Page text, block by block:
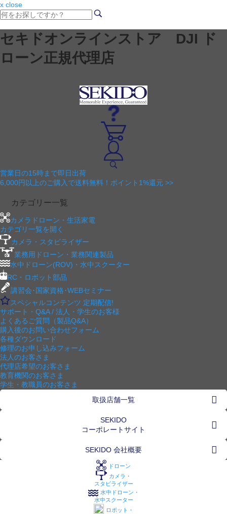
x close
セキドオンラインストア DJI ド
ローン正規代理店
営業日の15時まで即日出荷
6,000円以上のご購入で送料無料！ポイント1%還元 >>
カテゴリー一覧
カメラドローン・生活家電
カテゴリ一覧を開く
カメラ・スタビライザー
業務用ドローン・業務関連製品
水中ドローン(ROV)・水中スクーター
RC・ロボット部品
講習会･国家資格･WEBセミナー
スペシャルコンテンツ 定期配信!
サポート・Q&A / 法人・学生のお客様
よくあるご質問（製品Q&A）
購入後のお問い合わせフォーム
各種ダウンロード
修理のお申し込みフォーム
法人のお客さま
代理店希望のお客さま
教育機関のお客さま
学生・教職員のお客さま
取扱店舗一覧
SEKIDO
コーポレートサイト
SEKIDO 会社概要
ドローン
カメラ・
スタビライザー
水中ドローン・
水中スクーター
ロボット・